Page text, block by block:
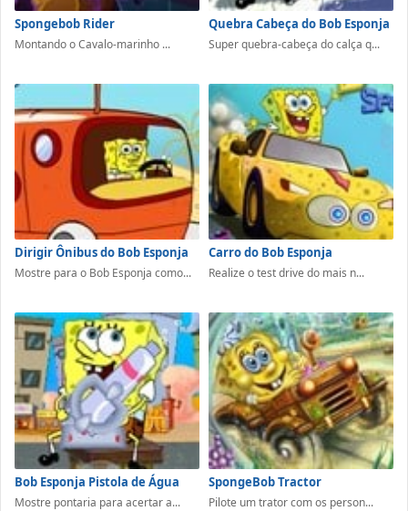
Spongebob Rider
Montando o Cavalo-marinho ...
Quebra Cabeça do Bob Esponja
Super quebra-cabeça do calça q...
Dirigir Ônibus do Bob Esponja
Mostre para o Bob Esponja como...
Carro do Bob Esponja
Realize o test drive do mais n...
Bob Esponja Pistola de Água
Mostre pontaria para acertar a...
SpongeBob Tractor
Pilote um trator com os person...